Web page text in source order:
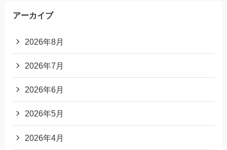
アーカイブ
2026年8月
2026年7月
2026年6月
2026年5月
2026年4月